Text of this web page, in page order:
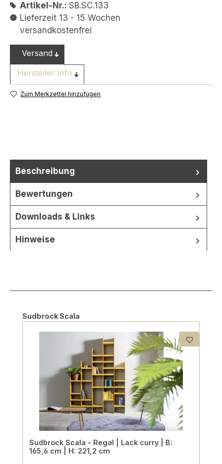
Artikel-Nr.: SB.SC.133
Lieferzeit 13 - 15 Wochen
versandkostenfrei
Versand
Hersteller Info
Zum Merkzettel hinzufügen
Beschreibung
Bewertungen
Downloads & Links
Hinweise
Produktgalerie überspringen
Sudbrock Scala
Sudbrock Scala - Regal | Lack curry | B:
165,6 cm | H: 221,2 cm